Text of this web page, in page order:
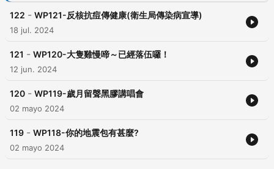
122 - WP121-反核抗痘傳健康(衛生局傳染病宣導)
18 jul. 2024
121 - WP120-大隻雞慢啼～已經落伍囉！
12 jun. 2024
120 - WP119-歲月留聲黑膠講唱會
02 mayo 2024
119 - WP118-你的地震包有甚麼?
02 mayo 2024